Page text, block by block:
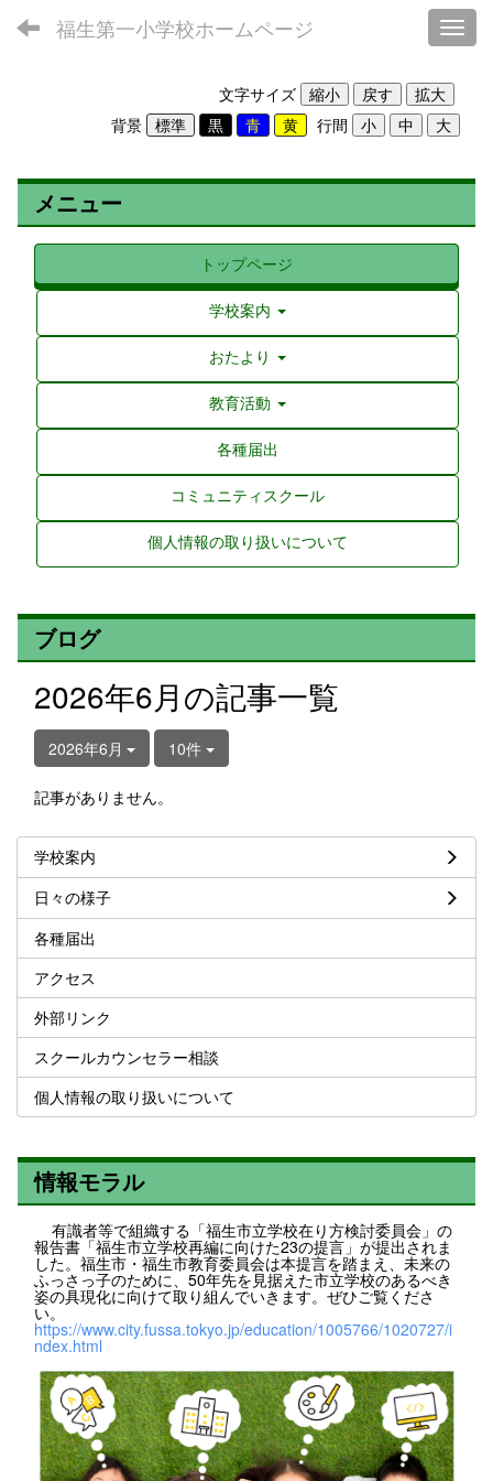
福生第一小学校ホームページ
文字サイズ
背景
行間
メニュー
トップページ
学校案内
おたより
教育活動
各種届出
コミュニティスクール
個人情報の取り扱いについて
ブログ
2026年6月の記事一覧
2026年6月 10件
記事がありません。
学校案内
日々の様子
各種届出
アクセス
外部リンク
スクールカウンセラー相談
個人情報の取り扱いについて
情報モラル
有識者等で組織する「福生市立学校在り方検討委員会」の
報告書「福生市立学校再編に向けた23の提言」が提出されま
した。福生市・福生市教育委員会は本提言を踏まえ、未来の
ふっさっ子のために、50年先を見据えた市立学校のあるべき
姿の具現化に向けて取り組んでいきます。ぜひご覧くださ
い。
https://www.city.fussa.tokyo.jp/education/1005766/1020727/i
ndex.html